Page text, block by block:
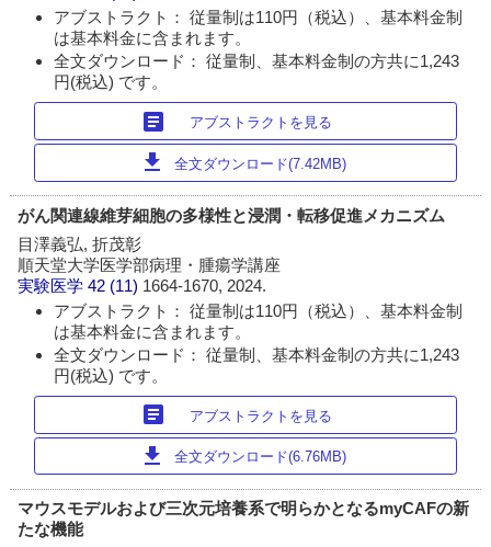
アブストラクト： 従量制は110円（税込）、基本料金制
は基本料金に含まれます。
全文ダウンロード： 従量制、基本料金制の方共に1,243
円(税込) です。
article アブストラクトを見る
download 全文ダウンロード(7.42MB)
がん関連線維芽細胞の多様性と浸潤・転移促進メカニズム
目澤義弘, 折茂彰
順天堂大学医学部病理・腫瘍学講座
実験医学 42 (11) 1664-1670, 2024.
アブストラクト： 従量制は110円（税込）、基本料金制
は基本料金に含まれます。
全文ダウンロード： 従量制、基本料金制の方共に1,243
円(税込) です。
article アブストラクトを見る
download 全文ダウンロード(6.76MB)
マウスモデルおよび三次元培養系で明らかとなるmyCAFの新
たな機能